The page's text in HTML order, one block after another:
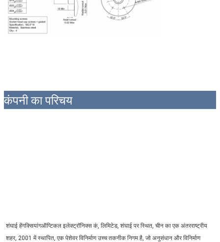
कंपनी का परिचय
शंघाई हेंगक्सियांगऑप्टिकल इलेक्ट्रॉनिक्स कं, लिमिटेड, शंघाई पर स्थित, चीन का एक अंतरराष्ट्रीय
शहर, 2001 में स्थापित, एक पेशेवर विनिर्माण उच्च तकनीक निगम है, जो अनुसंधान और विनिर्माण